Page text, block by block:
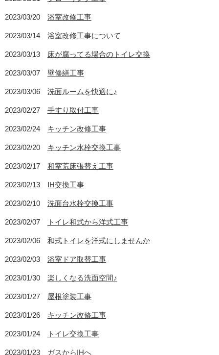
2023/03/20 浴室改修工事
2023/03/14 浴室改修工事について
2023/03/13 床が腐ってる場合のトイレ交換
2023/03/07 壁修繕工事
2023/03/06 洗面ルームを快適に♪
2023/02/27 手すり取付工事
2023/02/24 キッチン改修工事
2023/02/20 キッチン水栓交換工事
2023/02/17 和室荒床張替え工事
2023/02/13 IH交換工事
2023/02/10 洗面台水栓交換工事
2023/02/07 トイレ和式から洋式工事
2023/02/06 和式トイレを洋式にしませんか
2023/02/03 浴室ドア取替工事
2023/01/30 楽しくなる洗面空間♪
2023/01/27 屋根塗装工事
2023/01/26 キッチン改修工事
2023/01/24 トイレ交換工事
2023/01/23 ガスからIHへ